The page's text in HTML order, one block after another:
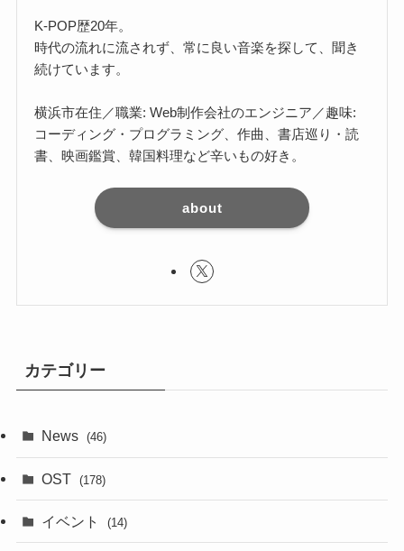
K-POP歴20年。
時代の流れに流されず、常に良い音楽を探して、聞き
続けています。
横浜市在住／職業: Web制作会社のエンジニア／趣味:
コーディング・プログラミング、作曲、書店巡り・読
書、映画鑑賞、韓国料理など辛いもの好き。
about
カテゴリー
News (46)
OST (178)
イベント (14)